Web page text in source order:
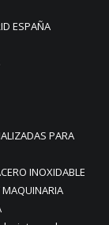
ESPAÑA
PARA
INOXIDABLE
MAQUINARIA